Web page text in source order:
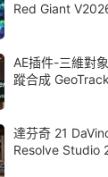
Red Giant
Bullet + VFX
AE插件-三維對
蹤合成
達芬奇 21
Resolve Studio